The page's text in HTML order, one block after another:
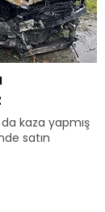
da kaza yapmış
satın